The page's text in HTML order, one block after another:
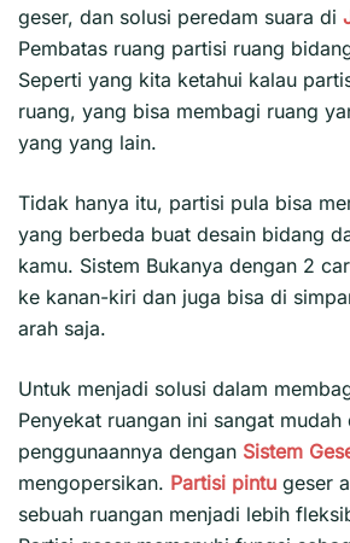
geser, dan solusi peredam suara di
Pembatas ruang partisi ruang
Seperti yang kita ketahui kalau
ruang, yang bisa membagi ruang
yang yang lain.
Tidak hanya itu, partisi pula bisa
yang berbeda buat desain bidang
kamu. Sistem Bukanya dengan 2
ke kanan-kiri dan juga bisa di
arah saja.
Untuk menjadi solusi dalam
Penyekat ruangan ini sangat
penggunaannya dengan Sistem
mengopersikan. Partisi pintu geser
sebuah ruangan menjadi lebih